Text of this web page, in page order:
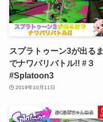
スプラトゥーン3が出るま
でナワバリバトル!! #３
#Splatoon3
2019年10月11日